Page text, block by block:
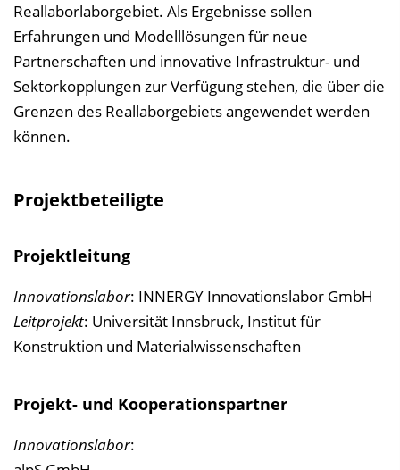
Reallaborlaborgebiet. Als Ergebnisse sollen
Erfahrungen und Modelllösungen für neue
Partnerschaften und innovative Infrastruktur- und
Sektorkopplungen zur Verfügung stehen, die über die
Grenzen des Reallaborgebiets angewendet werden
können.
Projektbeteiligte
Projektleitung
Innovationslabor: INNERGY Innovationslabor GmbH
Leitprojekt: Universität Innsbruck, Institut für
Konstruktion und Materialwissenschaften
Projekt- und Kooperationspartner
Innovationslabor: